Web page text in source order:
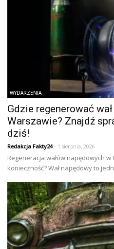
WYDARZENIA
Gdzie regenerować
Warszawie? Znajdź
dziś!
Redakcja Fakty24- 1 sierpnia, 2026
Regeneracja wałów napędowych
konieczność? Wał napędowy to